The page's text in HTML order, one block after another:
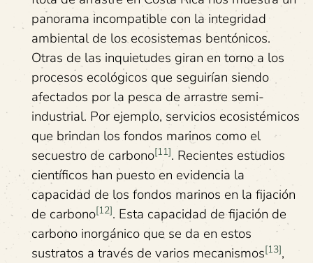
panorama incompatible con la integridad
ambiental de los ecosistemas bentónicos.
Otras de las inquietudes giran en torno a los
procesos ecológicos que seguirían siendo
afectados por la pesca de arrastre semi-
industrial. Por ejemplo, servicios ecosistémicos
que brindan los fondos marinos como el
secuestro de carbono[11]. Recientes estudios
científicos han puesto en evidencia la
capacidad de los fondos marinos en la fijación
de carbono[12]. Esta capacidad de fijación de
carbono inorgánico que se da en estos
sustratos a través de varios mecanismos[13],